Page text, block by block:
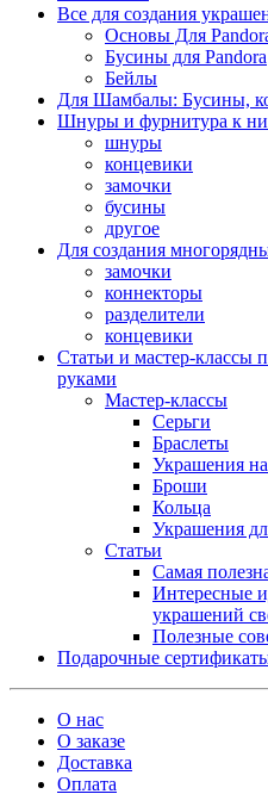
Все для создания
Основы Для
Бусины для Pandora
Бейлы
Для Шамбалы: Бусины,
Шнуры и фурнитура к
шнуры
концевики
замочки
бусины
другое
Для создания
замочки
коннекторы
разделители
концевики
Статьи и мастер-классы
руками
Мастер-классы
Серьги
Браслеты
Украшения
Броши
Кольца
Украшения
Статьи
Самая
Интересные
украшений
Полезные
Подарочные
О нас
О заказе
Доставка
Оплата